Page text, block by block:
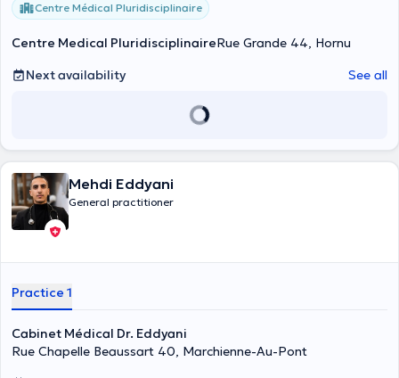
Centre Médical Pluridisciplinaire
Centre Medical PluridisciplinaireRue Grande 44, Hornu
Next availability
See all
Mehdi Eddyani
General practitioner
Practice 1
Cabinet Médical Dr. Eddyani
Rue Chapelle Beaussart 40, Marchienne-Au-Pont